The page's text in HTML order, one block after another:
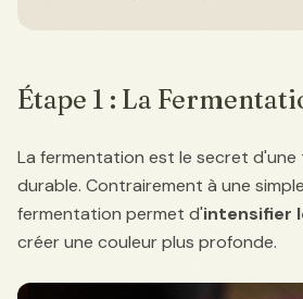
Étape 1 : La
La fermentation est le secret
durable. Contrairement à une
fermentation permet d'intensifier
créer une couleur plus profonde.